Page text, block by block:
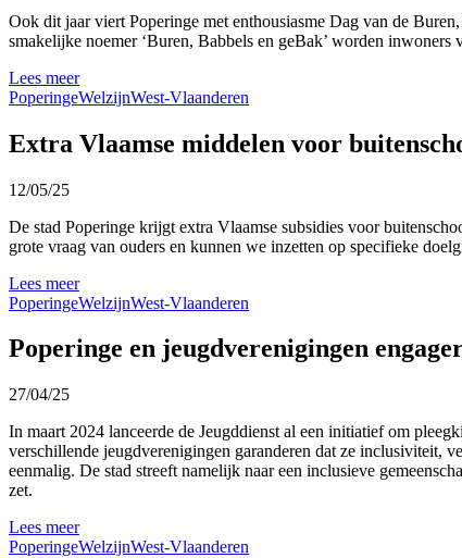
Ook dit jaar viert Poperinge met enthousiasme Dag van de
smakelijke noemer ‘Buren, Babbels en geBak’ worden
Lees meer
PoperingeWelzijnWest-Vlaanderen
Extra Vlaamse middelen voor
12/05/25
De stad Poperinge krijgt extra Vlaamse subsidies voor
grote vraag van ouders en kunnen we inzetten op specifieke
Lees meer
PoperingeWelzijnWest-Vlaanderen
Poperinge en jeugdverenigingen
27/04/25
In maart 2024 lanceerde de Jeugddienst al een initiatief om
verschillende jeugdverenigingen garanderen dat ze inclusiviteit,
eenmalig. De stad streeft namelijk naar een inclusieve
zet.
Lees meer
PoperingeWelzijnWest-Vlaanderen